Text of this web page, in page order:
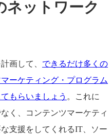
ネットワーク
画して、 できるだけ多くの
ーケティング・プログラム
もらいましょう 。これに
く、コンテンツマーケティ
支援をしてくれるIT、ソー